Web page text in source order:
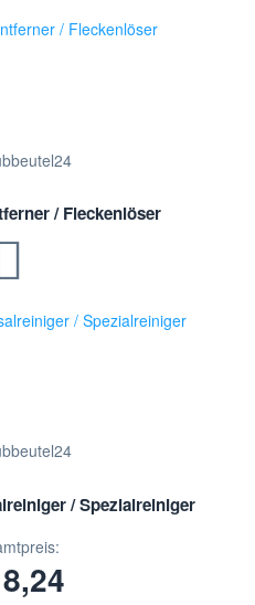
/ Fleckenlöser
/ Spezialreiniger